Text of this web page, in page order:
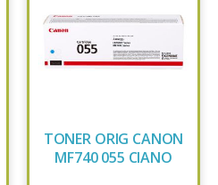
TONER ORIG CANON
MF740 055 CIANO